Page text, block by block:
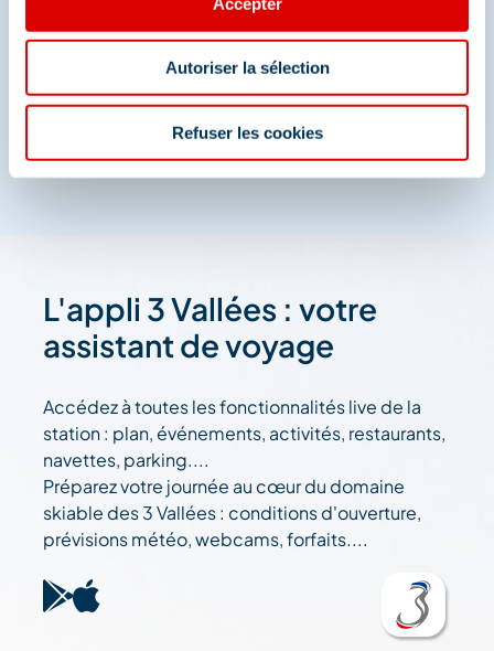
Autoriser la sélection
Refuser les cookies
L'appli 3 Vallées : votre
assistant de voyage
Accédez à toutes les fonctionnalités live de la
station : plan, événements, activités, restaurants,
navettes, parking....
Préparez votre journée au cœur du domaine
skiable des 3 Vallées : conditions d'ouverture,
prévisions météo, webcams, forfaits....